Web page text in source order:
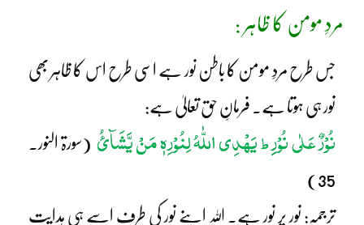
مردِ مومن کا ظاہر :
جس طرح مردِ مومن کا باطن نور ہے اسی طرح اس کا ظاہر بھی
نور ہی ہوتا ہے۔ فرمانِ حق تعالیٰ ہے:
نُوْرٌ عَلٰی نُوْرِِطیَھْدِی اللّٰہُ لِنُوْرِہٖ مَنْ یَّشَآئُ (سورۃ النور۔
35)
ترجمہ: نور پر نور ہے۔ اللہ اپنے نور کی طرف اسے ہی ہدایت